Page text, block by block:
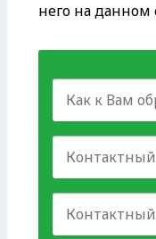
него на данном